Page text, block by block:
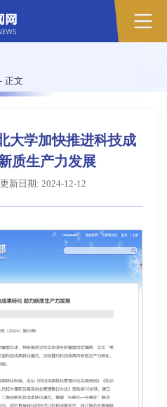
- 正文
大学加快推进科技成
质生产力发展
更新日期: 2024-12-12
原